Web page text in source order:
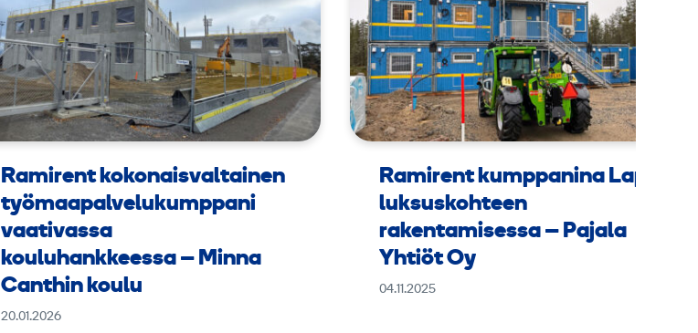
Ramirent kokonaisvaltainen
työmaapalvelukumppani
vaativassa
kouluhankkeessa – Minna
Canthin koulu
20.01.2026
Ramirent kumppanina Lapin
luksuskohteen
rakentamisessa – Pajala
Yhtiöt Oy
04.11.2025